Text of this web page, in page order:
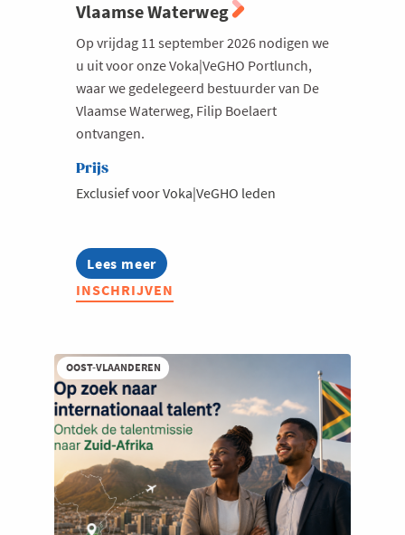
Vlaamse Waterweg
Op vrijdag 11 september 2026 nodigen we
u uit voor onze Voka|VeGHO Portlunch,
waar we gedelegeerd bestuurder van De
Vlaamse Waterweg, Filip Boelaert
ontvangen.
Prijs
Exclusief voor Voka|VeGHO leden
Lees meer
about
Voka|VeGHO
Portlunch
ceo
van
De
Vlaamse
Waterweg
INSCHRIJVEN
OOST-VLAANDEREN
Mobiliteit
Netwerking
Onderwijs
Ruimtelijke ordening en Infrastructuur
Scale-ups
Strategie
Supply Chain
Welzijn en gezondheidszorg